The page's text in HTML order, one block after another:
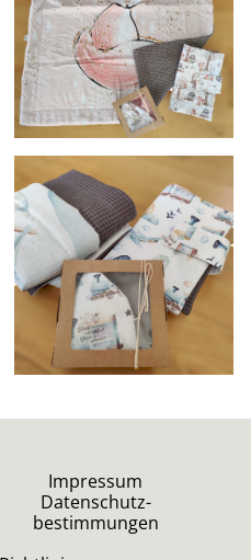
Impressum
Datenschutz-
bestimmungen